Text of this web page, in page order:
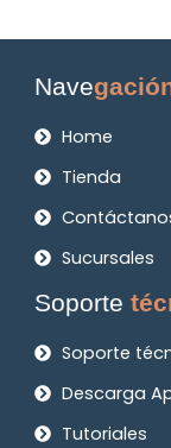
Nave
Home
Tienda
Sucursales
Soporte
Soporte
Descarga
Tutoriales